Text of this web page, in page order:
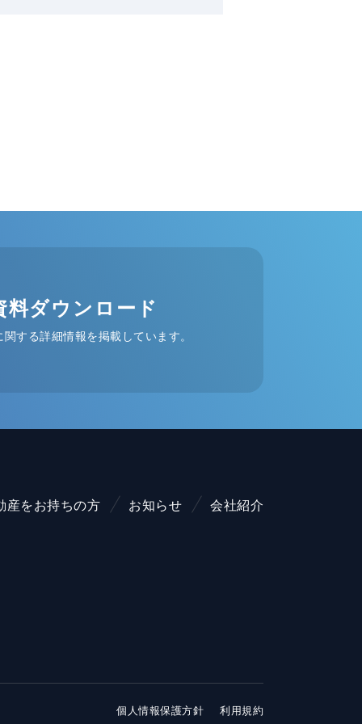
料ダウンロード
する詳細情報を掲載しています。
産をお持ちの方 お知らせ 会社紹介
個人情報保護方針 利用規約